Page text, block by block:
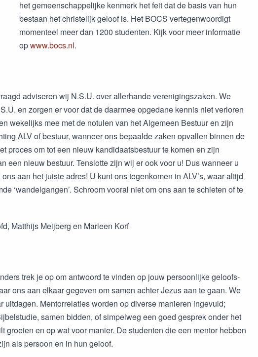
het gemeenschappelijke kenmerk het feit dat de basis van hun
bestaan het christelijk geloof is. Het BOCS vertegenwoordigt
momenteel meer dan 1200 studenten. Kijk voor meer informatie
opwww.bocs.nl.
adviseren wij N.S.U. over allerhande verenigingszaken. We
en zorgen er voor dat de daarmee opgedane kennis niet verloren
wekelijks mee met de notulen van het Algemeen Bestuur en zijn
ALV of bestuur, wanneer ons bepaalde zaken opvallen binnen de
proces om tot een nieuw kandidaatsbestuur te komen en zijn
nieuw bestuur. Tenslotte zijn wij er ook voor u! Dus wanneer u
aan het juiste adres! U kunt ons tegenkomen in ALV’s, waar altijd
‘wandelgangen’. Schroom vooral niet om ons aan te schieten of te
Matthijs Meijberg en Marleen Korf
trek je op om antwoord te vinden op jouw persoonlijke geloofs-
ons aan elkaar gegeven om samen achter Jezus aan te gaan. We
Mentorrelaties worden op diverse manieren ingevuld;
samen bidden, of simpelweg een goed gesprek onder het
en op wat voor manier. De studenten die een mentor hebben
als persoon en in hun geloof.